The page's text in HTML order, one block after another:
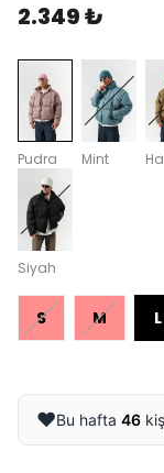
2.349 ₺
Pudra Mint
Siyah
S M L
❤️Bu hafta 46